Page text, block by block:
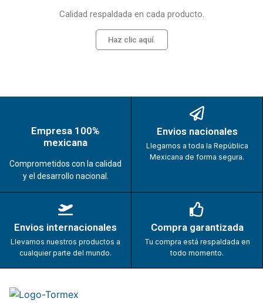
Calidad respaldada en cada producto.
Haz clic aquí.
Empresa 100%
mexicana
Comprometidos con la calidad
y el desarrollo nacional.
Envios nacionales
Llegamos a toda la República
Mexicana de forma segura.
Envios internacionales
Llevamos nuestros productos a
cualquier parte del mundo.
Compra garantizada
Tu compra está respaldada en
todo momento.